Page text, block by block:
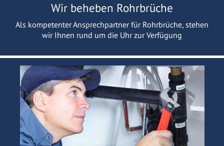
Wir beheben Rohrbrüche
Als kompetenter Ansprechpartner für Rohrbrüche, stehen
wir Ihnen rund um die Uhr zur Verfügung